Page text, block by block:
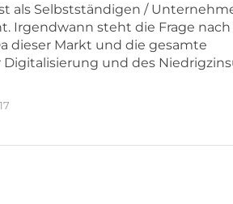
als Selbstständigen /
Irgendwann steht die Frage
dieser Markt und die gesamte
Digitalisierung und des